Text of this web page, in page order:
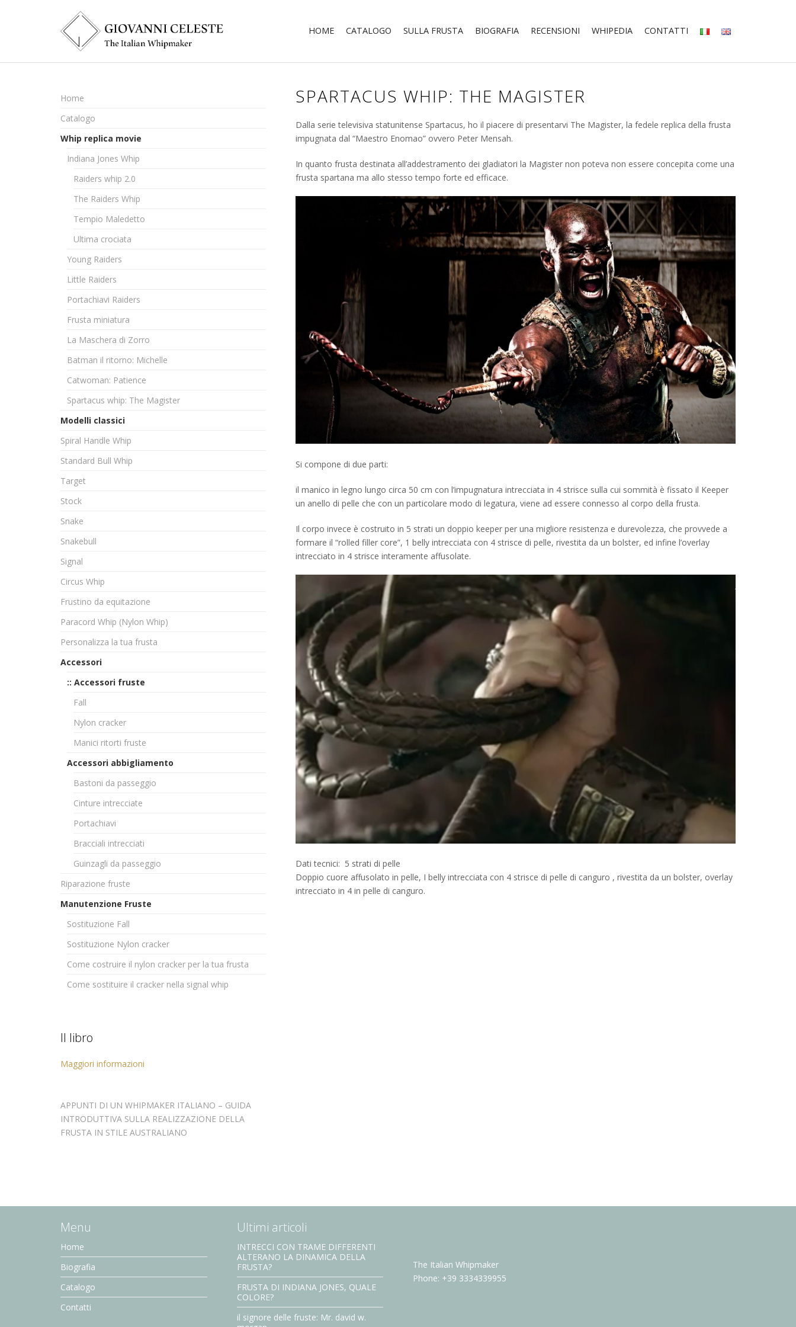
HOME CATALOGO SULLA FRUSTA BIOGRAFIA RECENSIONI WHIPEDIA CONTATTI
Home
Catalogo
Whip replica movie
Indiana Jones Whip
Raiders whip 2.0
The Raiders Whip
Tempio Maledetto
Ultima crociata
Young Raiders
Little Raiders
Portachiavi Raiders
Frusta miniatura
La Maschera di Zorro
Batman il ritorno: Michelle
Catwoman: Patience
Spartacus whip: The Magister
Modelli classici
Spiral Handle Whip
Standard Bull Whip
Target
Stock
Snake
Snakebull
Signal
Circus Whip
Frustino da equitazione
Paracord Whip (Nylon Whip)
Personalizza la tua frusta
Accessori
:: Accessori fruste
Fall
Nylon cracker
Manici ritorti fruste
Accessori abbigliamento
Bastoni da passeggio
Cinture intrecciate
Portachiavi
Bracciali intrecciati
Guinzagli da passeggio
Riparazione fruste
Manutenzione Fruste
Sostituzione Fall
Sostituzione Nylon cracker
Come costruire il nylon cracker per la tua frusta
Come sostituire il cracker nella signal whip
Il libro
Maggiori informazioni
APPUNTI DI UN WHIPMAKER ITALIANO – GUIDA
INTRODUTTIVA SULLA REALIZZAZIONE DELLA
FRUSTA IN STILE AUSTRALIANO
SPARTACUS WHIP: THE MAGISTER
Dalla serie televisiva statunitense Spartacus, ho il piacere di presentarvi The Magister, la fedele replica della frusta
impugnata dal “Maestro Enomao” ovvero Peter Mensah.
In quanto frusta destinata all’addestramento dei gladiatori la Magister non poteva non essere concepita come una
frusta spartana ma allo stesso tempo forte ed efficace.
Si compone di due parti:
il manico in legno lungo circa 50 cm con l’impugnatura intrecciata in 4 strisce sulla cui sommità è fissato il Keeper
un anello di pelle che con un particolare modo di legatura, viene ad essere connesso al corpo della frusta.
Il corpo invece è costruito in 5 strati un doppio keeper per una migliore resistenza e durevolezza, che provvede a
formare il “rolled filler core”, 1 belly intrecciata con 4 strisce di pelle, rivestita da un bolster, ed infine l’overlay
intrecciato in 4 strisce interamente affusolate.
Dati tecnici: 5 strati di pelle
Doppio cuore affusolato in pelle, I belly intrecciata con 4 strisce di pelle di canguro , rivestita da un bolster, overlay
intrecciato in 4 in pelle di canguro.
Menu
Home
Biografia
Catalogo
Contatti
Ultimi articoli
INTRECCI CON TRAME DIFFERENTI
ALTERANO LA DINAMICA DELLA
FRUSTA?
FRUSTA DI INDIANA JONES, QUALE
COLORE?
il signore delle fruste: Mr. david w.
The Italian Whipmaker
Phone: +39 3334339955